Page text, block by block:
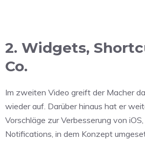
2. Widgets,
Co.
Im zweiten Video greift der Macher
wieder auf. Darüber hinaus hat er
Vorschläge zur Verbesserung von
Notifications, in dem Konzept